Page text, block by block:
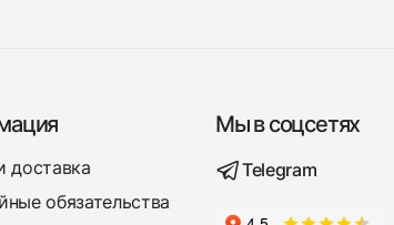
доставка
обязательства
Мы в соцсетях
Telegram